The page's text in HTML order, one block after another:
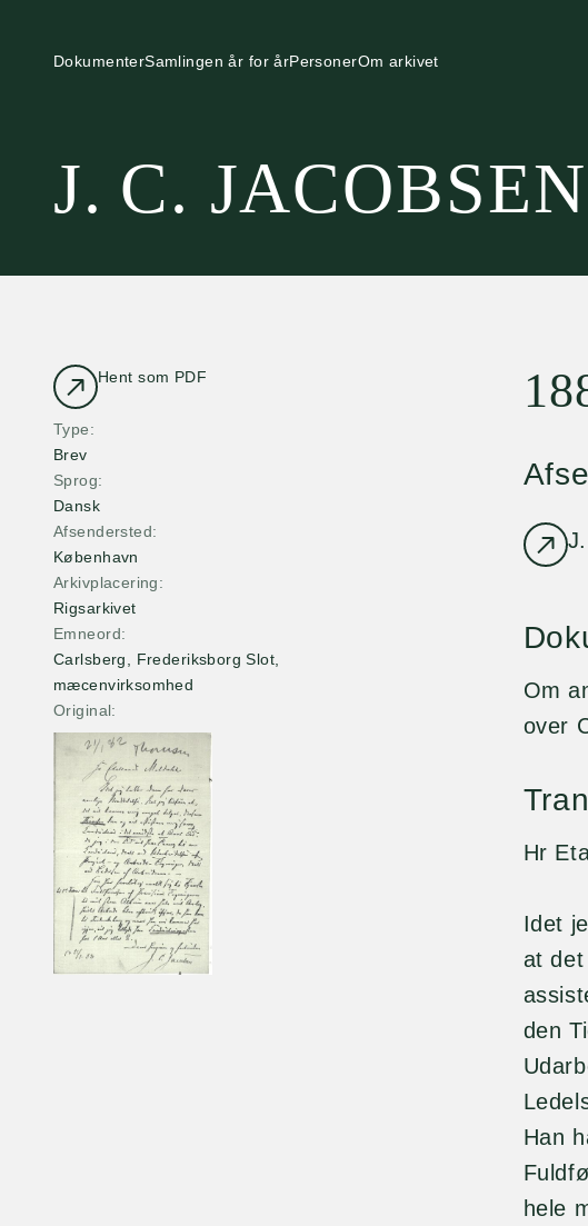
DokumenterSamlingen år for årPersonerOm arkivet
J. C.
Hent som PDF
Type
Brev
Sprog
Dansk
Afsendersted
København
Arkivplacering
Rigsarkivet
Emneord
Carlsberg, Frederiksborg Slot,
mæcenvirksomhed
Original
Om
over
Hr
Idet
at det
den
Han
hele